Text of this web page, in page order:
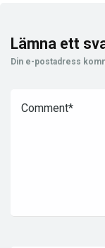
Lämna ett
Din e-postadress